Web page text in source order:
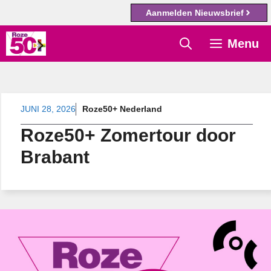
Aanmelden Nieuwsbrief
Ga
naar
Menu
JUNI 28, 2026 Roze50+ Nederland
Roze50+ Zomertour door
Brabant